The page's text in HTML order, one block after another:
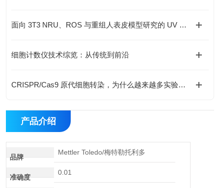
面向 3T3 NRU、ROS 与重组人表皮模型研究的 UV 光暴露系统技术比较
细胞计数仪技术综览：从传统到前沿
CRISPR/Cas9 原代细胞转染，为什么越来越多实验室选择电转染？
产品介绍
品牌
Mettler Toledo/梅特勒托利多
准确度
0.01